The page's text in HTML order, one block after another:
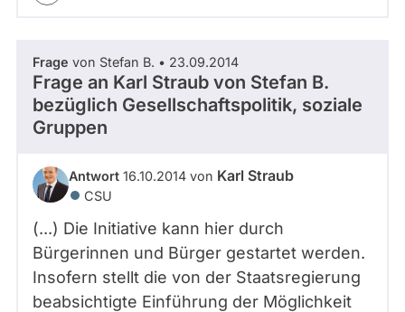
Frage von Stefan B. • 23.09.2014
Frage an Karl Straub von Stefan B.
bezüglich Gesellschaftspolitik, soziale
Gruppen
Antwort 16.10.2014 von Karl Straub
CSU
(...) Die Initiative kann hier durch
Bürgerinnen und Bürger gestartet werden.
Insofern stellt die von der Staatsregierung
beabsichtigte Einführung der Möglichkeit